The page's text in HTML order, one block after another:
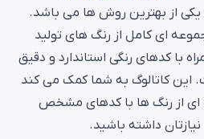
یکی از بهترین روش ها می باشد.
ای کامل از رنگ های تولید
با کدهای رنگی استاندارد و دقیق
این کاتالوگ به شما کمک می کند
ای از رنگ ها با کدهای مشخص
داشته باشید.